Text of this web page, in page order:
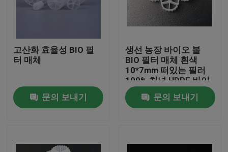
고산화 효율성 BIO 필
터 매체
문의 보내기
생선 농장 바이오 볼
BIO 필터 매체 흰색
10*7mm 떠있는 필러
100% 처녀 HDPE 바이
오 필터 매체
문의 보내기